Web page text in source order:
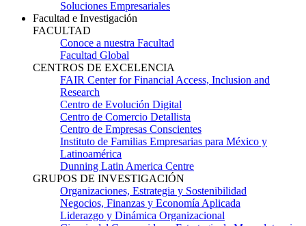
Soluciones Empresariales
Facultad e Investigación
FACULTAD
Conoce a nuestra Facultad
Facultad Global
CENTROS DE EXCELENCIA
FAIR Center for Financial Access, Inclusion and
Research
Centro de Evolución Digital
Centro de Comercio Detallista
Centro de Empresas Conscientes
Instituto de Familias Empresarias para México y
Latinoamérica
Dunning Latin America Centre
GRUPOS DE INVESTIGACIÓN
Organizaciones, Estrategia y Sostenibilidad
Negocios, Finanzas y Economía Aplicada
Liderazgo y Dinámica Organizacional